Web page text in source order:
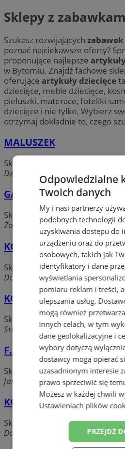
Sklepy z
Szukasz rozwijających
poznać najciekawsze oferty?
proponujące najlepsze
w Bytomiu. Znajdź fachowe
oferujące artykuły dziecięce
dziecięce, meble dziecięce,
pieluszki, materace, foteliki
dziecięce i nie tylko. Wybierz
otrzymaj dokładnie to, czego
MALUSZEK
Sklepy z zabawkami
Dworcowa, 41-902 Bytom
GAWOREK Sklep dziecięcy
Sklepy z zabawkami
Żołnierza Polskiego, 41-902
KOMEX Sp. z o.o. - Salon
Sklepy z zabawkami
Dolnośląska 25, CH Plejada, 41-
KOMEX Sp. z o.o. - Salon
Sklepy z zabawkami
Strzelców Bytomskich 96, CH
F.H.U.Urwis
Sklepy z zabawkami
Jainty, 41-902 Bytom
KOMEX Sp. z o.o. - Salon
Sklepy z zabawkami
Dolnośląska 25, CH Plejada, 41-
Odpowiedzialne
Twoich danych
My i nasi partnerzy
podobnych technologii
uzyskiwania dostępu do
urządzeniu oraz do
osobowych, takich jak
identyfikatory i dane
wyświetlania
pomiaru reklam i treści,
ulepszania usług.
mogą również
innych celach, w tym
dane geolokalizacyjne i
wybory dotyczą
dostawcy mogą opierać
uzasadnionym interesie
prawo sprzeciwić się
Możesz w każdej chwili
Ustawieniach plików
PRZEJDŹ